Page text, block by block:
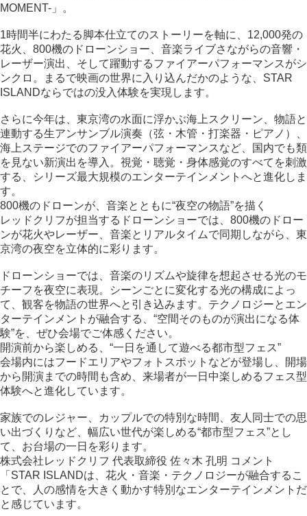
MOMENT-」。
1時間半にわたる脚本仕立てのストーリーを軸に、12,000発の
花火、800機のドローンショー、音楽ライブさながらの音響・
レーザー演出、そして躍動するファイアーパフォーマンスがシ
ンクロ。まるで映画の世界に入り込んだかのような、STAR
ISLANDならではの没入体験を実現します。
さらに今年は、東京湾の水面に浮かぶ海上スクリーン、物語と
連動する生アンサンブル演奏（弦・木管・打楽器・ピアノ）、
海上ステージでのファイアーパフォーマンスなど、国内でも類
を見ない新演出を導入。視覚・聴覚・身体感覚のすべてを刺激
する、シリーズ最大規模のエンターテインメントへと進化しま
す。
800機のドローンが、音楽とともに“夜空の物語”を描く
レッドクリフが担当するドローンショーでは、800機のドロー
ンが花火やレーザー、音楽とリアルタイムで同期しながら、東
京湾の夜空を立体的に彩ります。
ドローンショーでは、音楽のリズムや旋律を想起させる光のモ
チーフを夜空に表現。シーンごとに変化する光の構成によっ
て、観客を物語の世界へと引き込みます。テクノロジーとエン
ターテインメントが融合する、“空間そのものが演出になる体
験”を、ぜひ会場でご体感ください。
開演前から楽しめる、“一日を通して遊べる都市型フェス”
会場内にはフードエリアやフォトスポットなどが登場し、開場
から開演までの時間も含め、来場者が一日中楽しめるフェス型
体験へと進化しています。
家族でのレジャー、カップルでの特別な時間、友人同士での思
い出づくりなど、幅広い世代が楽しめる“都市型フェス”とし
て、お台場の一日を彩ります。
株式会社レッドクリフ 代表取締役 佐々木 孔明 コメント
「STAR ISLANDは、花火・音楽・テクノロジーが融合するこ
とで、人の感情を大きく動かす特別なエンターテインメントだ
と感じています。